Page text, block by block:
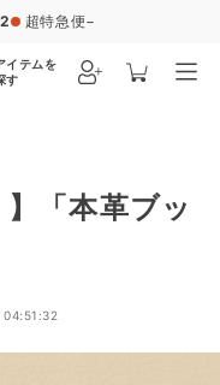
超特急便−
イテムを
す
】「本革ブッ
04:51:32